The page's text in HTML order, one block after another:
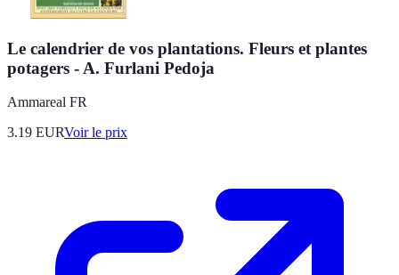
Le calendrier de vos plantations. Fleurs et plantes
potagers - A. Furlani Pedoja
Ammareal FR
3.19 EURVoir le prix